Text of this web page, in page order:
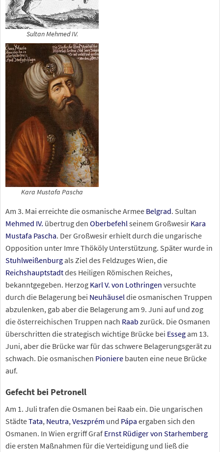
Sultan Mehmed IV.
Kara Mustafa Pascha
Am 3. Mai erreichte die osmanische Armee Belgrad. Sultan
Mehmed IV. übertrug den Oberbefehlseinem Großwesir Kara
Mustafa Pascha. Der Großwesir erhielt durch die ungarische
Opposition unter Imre Thököly Unterstützung. Später wurde in
Stuhlweißenburg als Ziel des Feldzuges Wien, die
Reichshauptstadtdes Heiligen Römischen Reiches,
bekanntgegeben. Herzog KarlV. von Lothringen versuchte
durch die Belagerung bei Neuhäuseldie osmanischen Truppen
abzulenken, gab aber die Belagerung am 9. Juni auf und zog
die österreichischen Truppen nach Raab zurück. Die Osmanen
überschritten die strategisch wichtige Brücke bei Esseg am 13.
Juni, aber die Brücke war für das schwere Belagerungsgerät zu
schwach. Die osmanischen Pioniere bauten eine neue Brücke
auf.
Gefecht bei Petronell
Am 1. Juli trafen die Osmanen bei Raab ein. Die ungarischen
StädteTata, Neutra, Veszprém und Pápa ergaben sich den
Osmanen. In Wien ergriff Graf Ernst Rüdiger von Starhemberg
die ersten Maßnahmen für die Verteidigung und ließ die